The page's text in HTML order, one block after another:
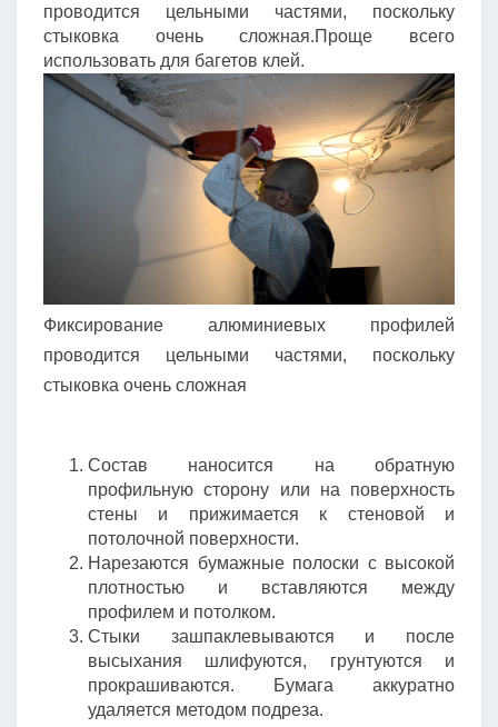
проводится цельными частями, поскольку
стыковка очень сложная.Проще всего
использовать для багетов клей.
Фиксирование алюминиевых профилей
проводится цельными частями, поскольку
стыковка очень сложная
Состав наносится на обратную
профильную сторону или на поверхность
стены и прижимается к стеновой и
потолочной поверхности.
Нарезаются бумажные полоски с высокой
плотностью и вставляются между
профилем и потолком.
Стыки зашпаклевываются и после
высыхания шлифуются, грунтуются и
прокрашиваются. Бумага аккуратно
удаляется методом подреза.